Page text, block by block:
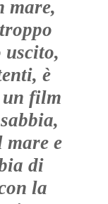
mare,
uscito,
è
film
e
di
la